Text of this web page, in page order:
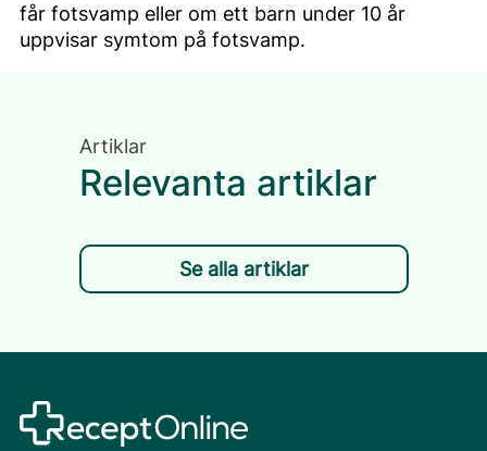
får fotsvamp eller om ett barn under 10 år
uppvisar symtom på fotsvamp.
Artiklar
Relevanta artiklar
Se alla artiklar